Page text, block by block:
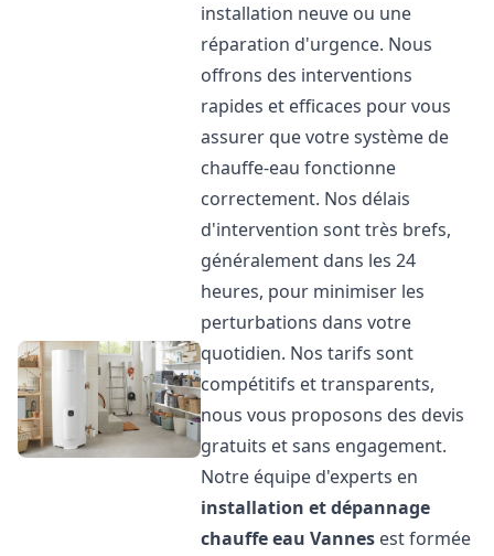
installation neuve ou une
réparation d'urgence. Nous
offrons des interventions
rapides et efficaces pour vous
assurer que votre système de
chauffe-eau fonctionne
correctement. Nos délais
d'intervention sont très brefs,
généralement dans les 24
heures, pour minimiser les
perturbations dans votre
quotidien. Nos tarifs sont
compétitifs et transparents,
nous vous proposons des devis
gratuits et sans engagement.
Notre équipe d'experts en
installation et dépannage
chauffe eau Vannes est formée